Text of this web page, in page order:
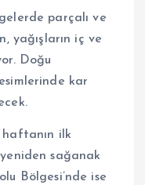
parçalı ve
yağışların iç ve
Doğu
kar
haftanın ilk
sağanak
Bölgesi’nde ise